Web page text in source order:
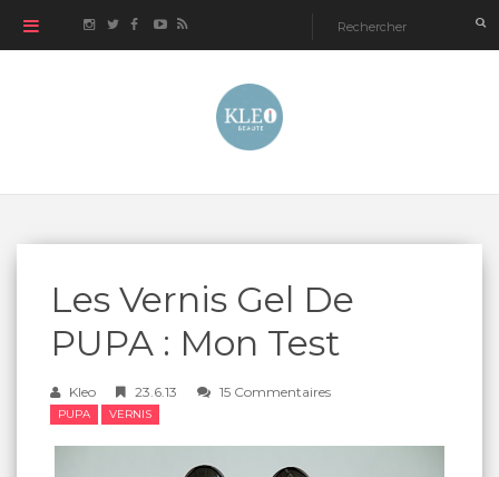
Les Vernis Gel De
PUPA : Mon Test
Kleo 23.6.13 15 Commentaires
PUPA VERNIS